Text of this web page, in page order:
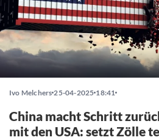
Ivo Melchers 25-04-2025 18:41
China macht Schritt
mit den USA: setzt Zölle